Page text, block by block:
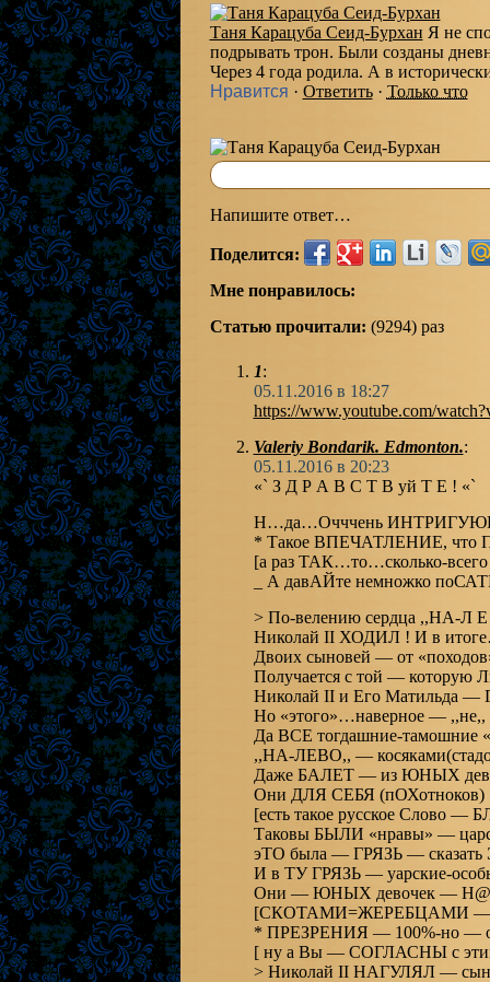
Таня Карацуба Сеид-Бурхан Я не
подрывать трон. Были созданы
Через 4 года родила. А в
Нравится · Ответить· Только что
Напишите ответ…
Поделится:
Мне понравилось:
Статью прочитали:
(9294) раз
1:
05.11.2016 в 18:27
https://www.youtube.com/
Valeriy Bondarik. Edmonton.:
05.11.2016 в 20:23
«` З Д Р А В С Т В уй Т Е ! «`
Н…да…Очччень
* Такое ВПЕЧАТЛЕНИЕ,
[а раз ТАК…то…сколько-
_ А давАЙте немножко
> По-велению сердца ,,НА-Л
Николай II ХОДИЛ ! И
Двоих сыновей —
Получается с той — которую
Николай II и Его
Да ВСЕ тогдашние-тамошние
,,НА-ЛЕВО,, —
Даже БАЛЕТ — из ЮНЫХ
Они ДЛЯ СЕБЯ (пОХотноков)
[есть такое русское Слово
Таковы БЫЛИ «нравы» —
И в ТУ ГРЯЗЬ — уарские-
Они — ЮНЫХ девочек —
[СКОТАМИ=ЖЕРЕБЦАМИ —
* ПРЕЗРЕНИЯ — 100%-но
[ ну а
> Николай II